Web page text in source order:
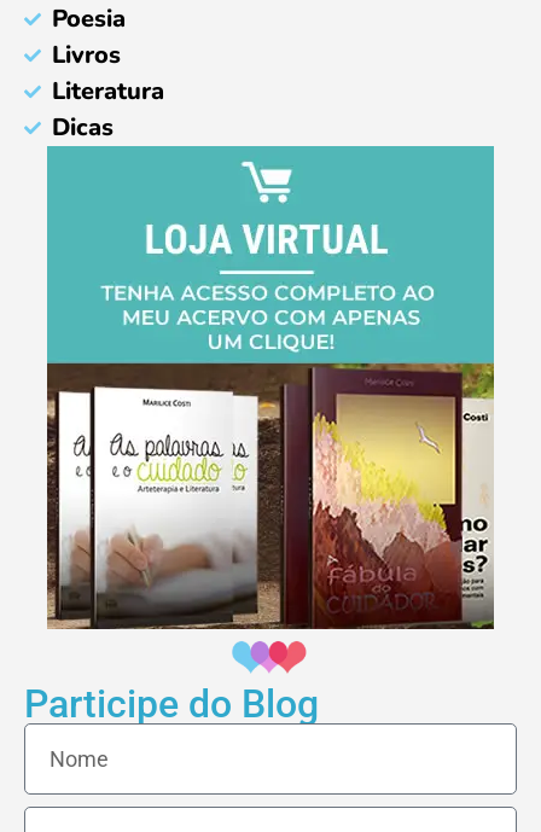
Poesia
Livros
Literatura
Dicas
Participe do Blog